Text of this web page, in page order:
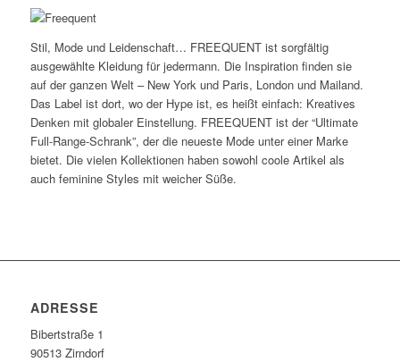
Stil, Mode und Leidenschaft… FREEQUENT ist sorgfältig
ausgewählte Kleidung für jedermann. Die Inspiration finden sie
auf der ganzen Welt – New York und Paris, London und Mailand.
Das Label ist dort, wo der Hype ist, es heißt einfach: Kreatives
Denken mit globaler Einstellung. FREEQUENT ist der “Ultimate
Full-Range-Schrank”, der die neueste Mode unter einer Marke
bietet. Die vielen Kollektionen haben sowohl coole Artikel als
auch feminine Styles mit weicher Süße.
ADRESSE
Bibertstraße 1
90513 Zirndorf